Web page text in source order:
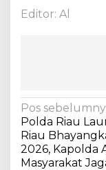
Editor: Al
N
a
v
Pos
Polda Riau
Riau
2026, Kapolda
Masyarakat